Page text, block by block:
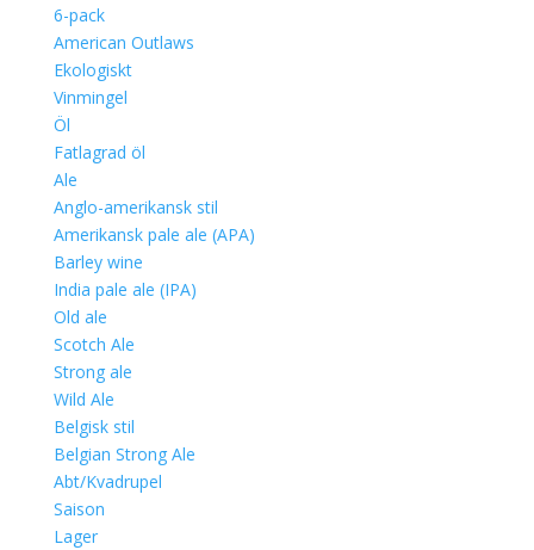
6-pack
American Outlaws
Ekologiskt
Vinmingel
Öl
Fatlagrad öl
Ale
Anglo-amerikansk stil
Amerikansk pale ale (APA)
Barley wine
India pale ale (IPA)
Old ale
Scotch Ale
Strong ale
Wild Ale
Belgisk stil
Belgian Strong Ale
Abt/Kvadrupel
Saison
Lager